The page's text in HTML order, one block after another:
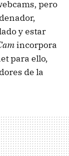
pero
y estar
incorpora
para ello,
de la